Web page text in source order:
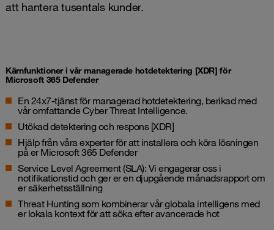
att hantera tusentals kunder.
Kärnfunktioner i vår managerade hotdetektering [XDR] för
Microsoft 365 Defender
En 24x7-tjänst för managerad hotdetektering, berikad med
vår omfattande Cyber Threat Intelligence.
Utökad detektering och respons [XDR]
Hjälp från våra experter för att installera och köra lösningen
på er Microsoft 365 Defender
Service Level Agreement (SLA): Vi engagerar oss i
notifikationstid och ger er en djupgående månadsrapport om
er säkerhetsställning
Threat Hunting som kombinerar vår globala intelligens med
er lokala kontext för att söka efter avancerade hot